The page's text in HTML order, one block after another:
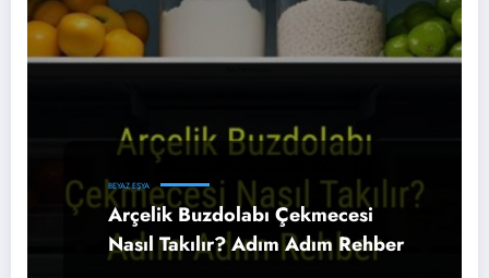
BEYAZ EŞYA
Arçelik Buzdolabı Çekmecesi
Nasıl Takılır? Adım Adım Rehber